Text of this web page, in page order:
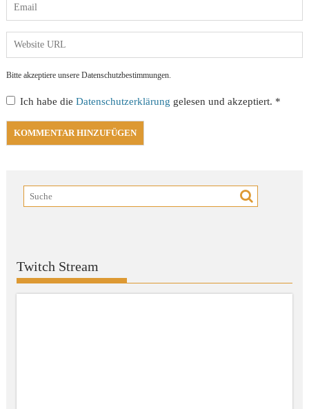
Bitte akzeptiere unsere Datenschutzbestimmungen.
Ich habe dieDatenschutzerklärung gelesen und akzeptiert. *
Twitch Stream